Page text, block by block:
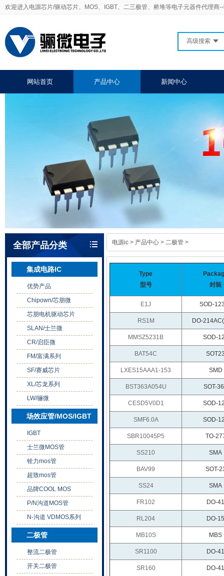
欢迎进入电源芯片/驱动芯片、MOS、IGBT、二三极管、桥堆等电子元器件代理商
高级搜索
网站首页 产品中心 新闻中心
全部产品分类
集成电路IC
优势产品
Chipown/芯朋微
芯朋电机驱动芯片
SLAN/士兰微
CR/启臣微
FM/富满系列
SF/赛威芯片
XL/芯龙系列
LW/骊微
场效应管/MOS/IGBT
IGBT
士兰微MOS管
铨力mos管
超致mos管
品牌COOL MOS
P/N沟道MOS管
N-沟道 VDMOS系列
二极管
整流二极管
开关二极管
电源ic > 产品中心 > 二极管 >
Type
型号
封裝
E1J SOD-
RS1M DO-
MMSZ5231B SOD-
BAT54C
LXES15AAA1-153 SMD
BST363A054U SOT-
CESD5V0D1 SOD-
SMF6.0A SOD-
SBR10045P5 TO-
SS210 SMA
BAV99 SOT-
SS24 SMA
FR102 DO-41
RL204 DO-15
MB10S MBS
SR1100 DO-41
SR160 DO-41